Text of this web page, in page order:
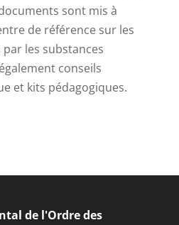
sont mis à
de référence sur les
les substances
conseils
et kits pédagogiques.
de l'Ordre des